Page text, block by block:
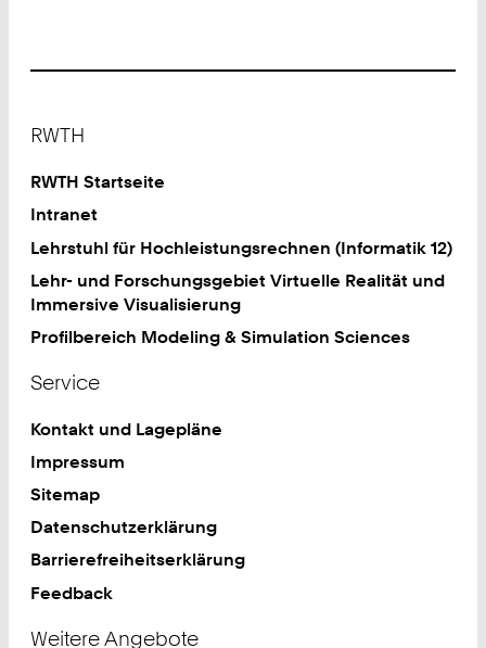
RWTH
RWTH Startseite
Intranet
Lehrstuhl für Hochleistungsrechnen (Informatik 12)
Lehr- und Forschungsgebiet Virtuelle Realität und
Immersive Visualisierung
Profilbereich Modeling & Simulation Sciences
Service
Kontakt und Lagepläne
Impressum
Sitemap
Datenschutzerklärung
Barrierefreiheitserklärung
Feedback
Weitere Angebote